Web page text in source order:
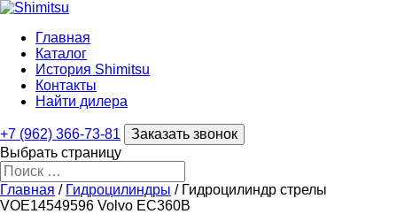
Главная
Каталог
История Shimitsu
Контакты
Найти дилера
+7 (962) 366-73-81
Заказать звонок
Выбрать страницу
Главная / Гидроцилиндры / Гидроцилиндр стрелы
VOE14549596 Volvo EC360B